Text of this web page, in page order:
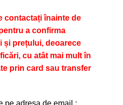
contactați înainte de
a confirma
prețului, deoarece
cu atât mai mult în
prin card sau transfer
pe adresa de email :